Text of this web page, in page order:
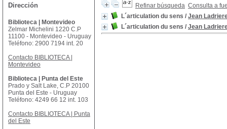
Refinar búsqueda Consulta a
L´articulation du sens / Jean
L´articulation du sens / Jean
Dirección
Biblioteca | Montevideo
Zelmar Michelini 1220 C.P
11100 - Montevideo - Uruguay
Teléfono: 2900 7194 int. 20
Contacto BIBLIOTECA |
Montevideo
Biblioteca | Punta del Este
Prado y Salt Lake, C.P 20100
Punta del Este - Uruguay
Teléfono: 4249 66 12 int. 103
Contacto BIBLIOTECA | Punta
del Este